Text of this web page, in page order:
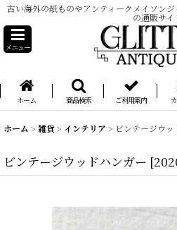
古い海外の紙ものやアンティークメイソン
の通販サイ
メニュー
ホーム 商品検索 ご利用案内
ホーム > 雑貨> インテリア > ビンテージウ
ビンテージウッドハンガー [